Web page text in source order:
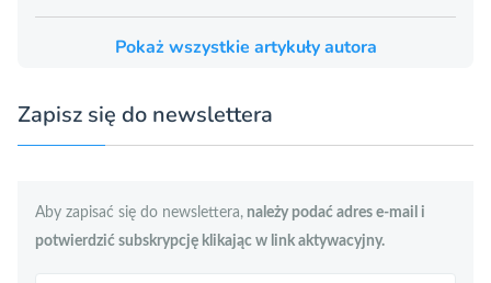
Pokaż wszystkie artykuły autora
Zapisz się do newslettera
Aby zapisać się do newslettera, należy podać adres e-mail i
potwierdzić subskrypcję klikając w link aktywacyjny.